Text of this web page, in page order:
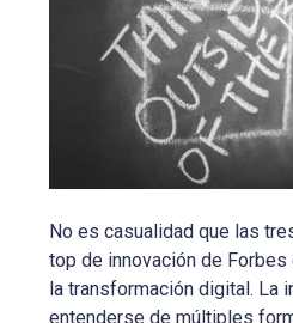
No es casualidad que las
top de innovación de
la transformación digital. La
entenderse de múltiples